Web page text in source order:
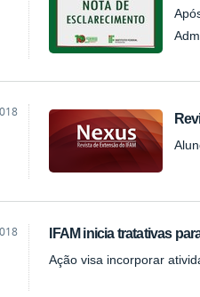
IFAM inicia tratativas
Ação visa incorporar